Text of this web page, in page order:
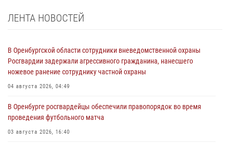
ЛЕНТА НОВОСТЕЙ
В Оренбургской области сотрудники вневедомственной охраны
Росгвардии задержали агрессивного гражданина, нанесшего
ножевое ранение сотруднику частной охраны
04 августа 2026, 04:49
В Оренбурге росгвардейцы обеспечили правопорядок во время
проведения футбольного матча
03 августа 2026, 16:40